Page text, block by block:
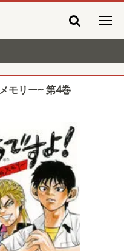
モリー~ 第4巻